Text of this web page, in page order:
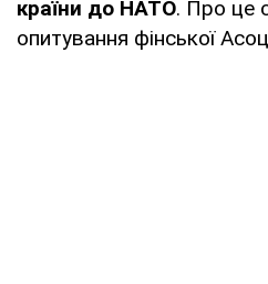
країни до НАТО. Про це
опитування фінської